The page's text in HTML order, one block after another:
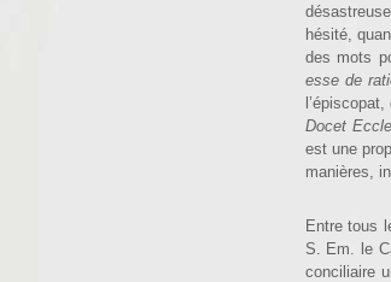
hésité,
des mots
esse de
Docet
est une
manières,
Entre tous
S. Em. le
conciliaire